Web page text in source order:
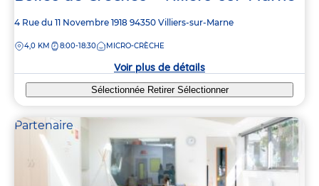
Adresse
la
4 Rue du 11 Novembre 1918 94350 Villiers-sur-Marne
DISTANCE
4,0 KM 8:00-18:30 MICRO-CRÈCHE
Voir plus de détails
Sélectionnée Retirer Sélectionner
Partenaire